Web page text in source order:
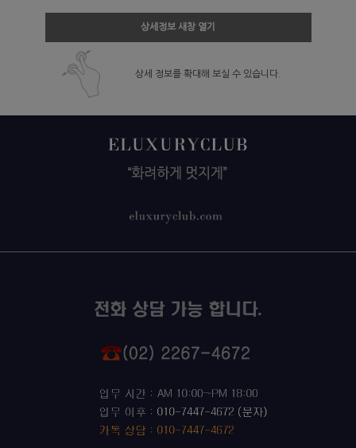
상세정보 새창 열기
상세 정보를 확대해 보실 수 있습니다.